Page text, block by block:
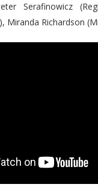
Serafinowicz
Miranda Richardson